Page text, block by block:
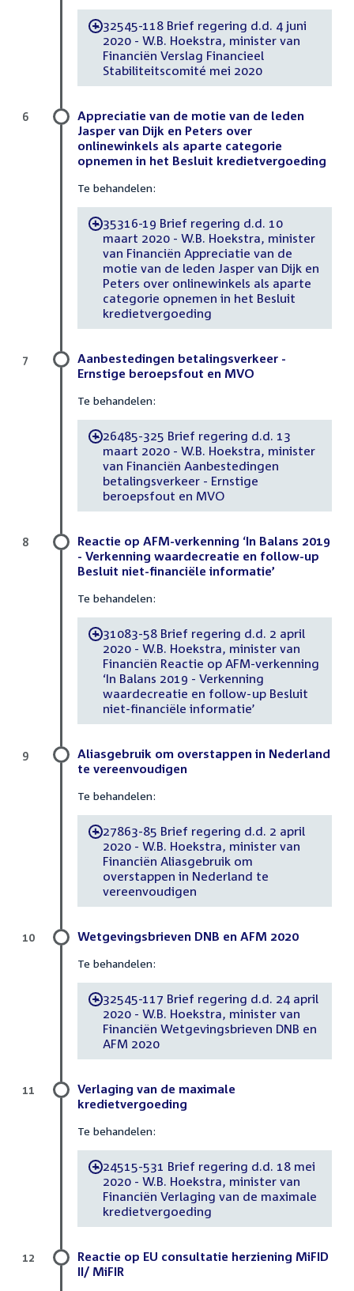
-32545-118 Brief regering d.d. 4 juni
2020 - W.B. Hoekstra, minister van
Financiën Verslag Financieel
Stabiliteitscomité mei 2020
Appreciatie van de motie van de leden
Jasper van Dijk en Peters over
onlinewinkels als aparte categorie
opnemen in het Besluit kredietvergoeding
Te behandelen:
-35316-19 Brief regering d.d. 10
maart 2020 - W.B. Hoekstra, minister
van Financiën Appreciatie van de
motie van de leden Jasper van Dijk en
Peters over onlinewinkels als aparte
categorie opnemen in het Besluit
kredietvergoeding
6
Aanbestedingen betalingsverkeer -
Ernstige beroepsfout en MVO
Te behandelen:
-26485-325 Brief regering d.d. 13
maart 2020 - W.B. Hoekstra, minister
van Financiën Aanbestedingen
betalingsverkeer - Ernstige
beroepsfout en MVO
7
Reactie op AFM-verkenning ‘In Balans 2019
- Verkenning waardecreatie en follow-up
Besluit niet-financiële informatie’
Te behandelen:
-31083-58 Brief regering d.d. 2 april
2020 - W.B. Hoekstra, minister van
Financiën Reactie op AFM-verkenning
‘In Balans 2019 - Verkenning
waardecreatie en follow-up Besluit
niet-financiële informatie’
8
Aliasgebruik om overstappen in Nederland
te vereenvoudigen
Te behandelen:
-27863-85 Brief regering d.d. 2 april
2020 - W.B. Hoekstra, minister van
Financiën Aliasgebruik om
overstappen in Nederland te
vereenvoudigen
9
Wetgevingsbrieven DNB en AFM 2020
Te behandelen:
-32545-117 Brief regering d.d. 24 april
2020 - W.B. Hoekstra, minister van
Financiën Wetgevingsbrieven DNB en
AFM 2020
10
Verlaging van de maximale
kredietvergoeding
Te behandelen:
-24515-531 Brief regering d.d. 18 mei
2020 - W.B. Hoekstra, minister van
Financiën Verlaging van de maximale
kredietvergoeding
11
Reactie op EU consultatie herziening MiFID
II/ MiFIR
12